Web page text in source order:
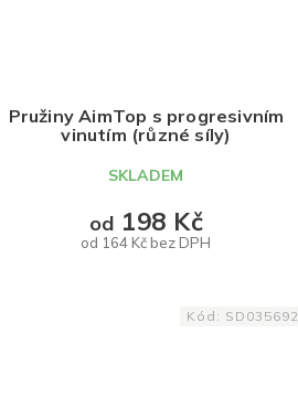
Pružiny AimTop s progresivním
vinutím (různé síly)
SKLADEM
od 164 Kč bez DPH
od 198 Kč
Kód: SD035692